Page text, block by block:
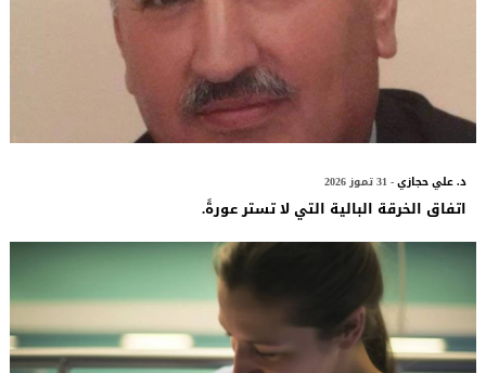
د. علي حجازي- 31 تموز 2026
اتفاق الخرقة البالية التي لا تستر عورةً.